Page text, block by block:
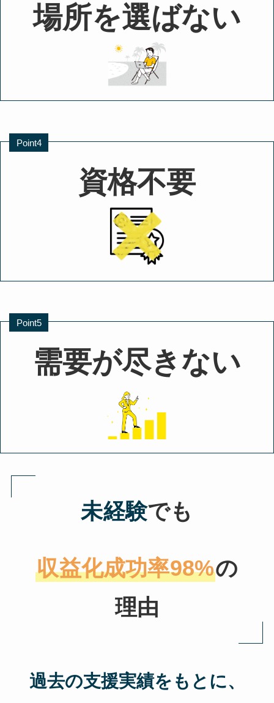
場所を選ばない
Point4
資格不要
Point5
需要が尽きない
未経験でも
収益化成功率98%の
理由
過去の支援実績をもとに、